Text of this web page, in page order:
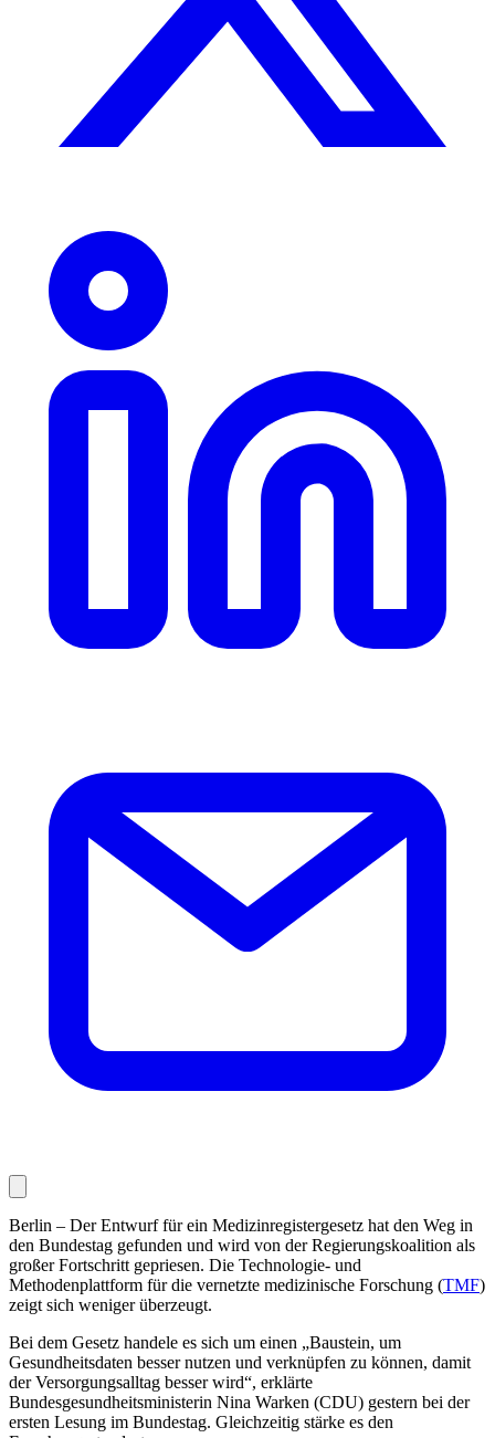
Berlin – Der Entwurf für ein Medizinregistergesetz hat den Weg in
den Bundestag gefunden und wird von der Regierungskoalition als
großer Fortschritt gepriesen. Die Technologie- und
Methodenplattform für die vernetzte medizinische Forschung (TMF)
zeigt sich weniger überzeugt.
Bei dem Gesetz handele es sich um einen „Baustein, um
Gesundheitsdaten besser nutzen und verknüpfen zu können, damit
der Versorgungsalltag besser wird“, erklärte
Bundesgesundheitsministerin Nina Warken (CDU) gestern bei der
ersten Lesung im Bundestag. Gleichzeitig stärke es den